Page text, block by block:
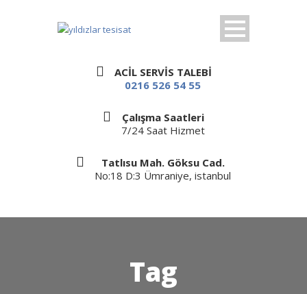
ACİL SERVİS TALEBİ
0216 526 54 55
Çalışma Saatleri
7/24 Saat Hizmet
Tatlısu Mah. Göksu Cad.
No:18 D:3 Ümraniye, istanbul
Tag